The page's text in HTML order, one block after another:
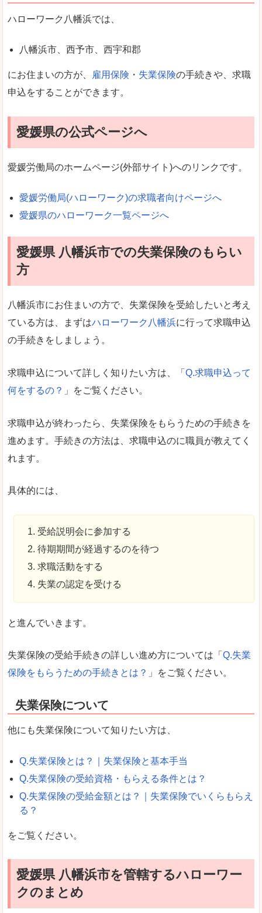
ハローワーク八幡浜では、
八幡浜市、西予市、西宇和郡
にお住まいの方が、 雇用保険 ・ 失業保険の手続きや、求職
申込をすることができます。
愛媛県の公式ページへ
愛媛労働局のホームページ(外部サイト)へのリンクです。
愛媛労働局(ハローワーク)の求職者向けページへ
愛媛県のハローワーク一覧ページへ
愛媛県 八幡浜市での失業保険のもらい
方
八幡浜市にお住まいの方で、失業保険を受給したいと考え
ている方は、まずはハローワーク八幡浜に行って求職申込
の手続きをしましょう。
求職申込について詳しく知りたい方は、「 Q.求職申込って
何をするの？ 」をご覧ください。
求職申込が終わったら、失業保険をもらうための手続きを
進めます。手続きの方法は、求職申込のに職員が教えてく
れます。
具体的には、
受給説明会に参加する
待期期間が経過するのを待つ
求職活動をする
失業の認定を受ける
と進んでいきます。
失業保険の受給手続きの詳しい進め方については「 Q.失業
保険をもらうための手続きとは？ 」をご覧ください。
失業保険について
他にも失業保険について知りたい方は、
Q.失業保険とは？｜失業保険と基本手当
Q.失業保険の受給資格・もらえる条件とは？
Q.失業保険の受給金額とは？｜失業保険でいくらもらえ
る？
をご覧ください。
愛媛県 八幡浜市を管轄するハローワー
クのまとめ